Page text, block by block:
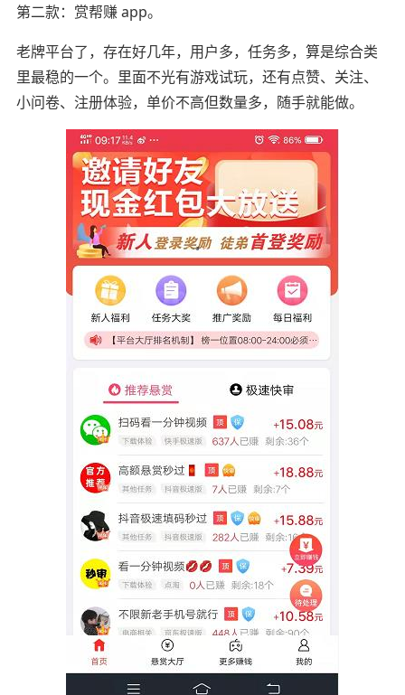
第二款：赏帮赚 app。
老牌平台了，存在好几年，用户多，任务多，算是综合类
里最稳的一个。里面不光有游戏试玩，还有点赞、关注、
小问卷、注册体验，单价不高但数量多，随手就能做。